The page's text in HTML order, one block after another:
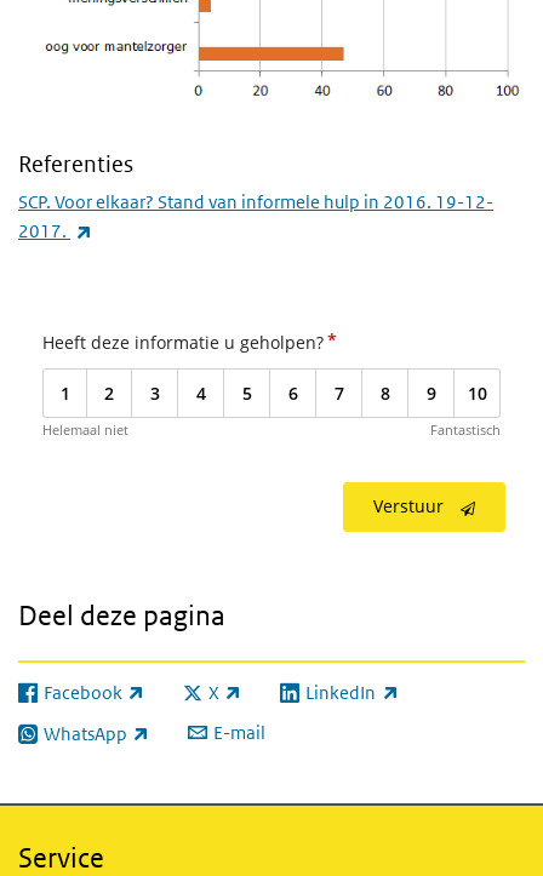
Referenties
SCP. Voor elkaar? Stand van informele hulp in 2016. 19-12-
2017.
Heeft deze informatie u geholpen?*
1 2 3 4 5 6 7 8 9 10
Helemaal niet Fantastisch
Verstuur
Deel deze pagina
Facebook
(externe link) X
(externe link) LinkedIn
(externe link)
WhatsApp
(externe link) E-mail
Service